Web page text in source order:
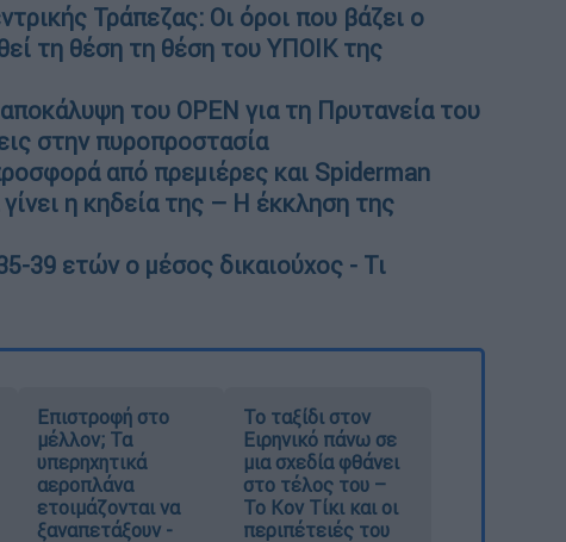
Τράπεζας: Οι όροι που βάζει ο
τη θέση τη θέση του ΥΠΟΙΚ της
του OPEN για τη Πρυτανεία του
στην πυροπροστασία
από πρεμιέρες και Spiderman
η κηδεία της – Η έκκληση της
39 ετών ο μέσος δικαιούχος - Τι
Επιστροφή στο
μέλλον; Τα
υπερηχητικά
αεροπλάνα
ετοιμάζονται να
ξαναπετάξουν -
Το ταξίδι στον
Ειρηνικό πάνω σε
μια σχεδία φθάνει
στο τέλος του –
Το Κον Τίκι και οι
περιπέτειές του